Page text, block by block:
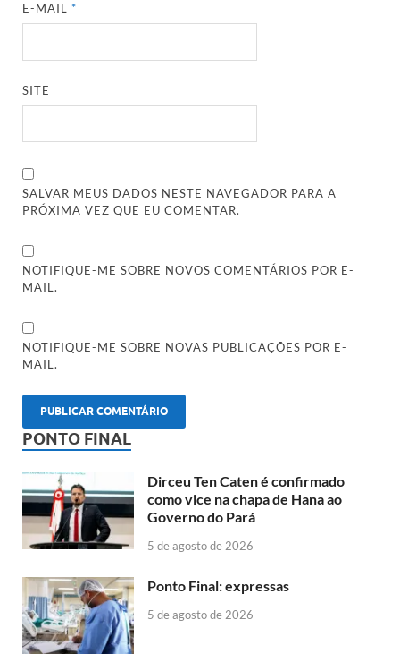
E-MAIL*
SITE
SALVAR MEUS DADOS NESTE NAVEGADOR PARA A
PRÓXIMA VEZ QUE EU COMENTAR.
NOTIFIQUE-ME SOBRE NOVOS COMENTÁRIOS POR E-
MAIL.
NOTIFIQUE-ME SOBRE NOVAS PUBLICAÇÕES POR E-
MAIL.
PONTO FINAL
Dirceu Ten Caten é confirmado
como vice na chapa de Hana ao
Governo do Pará
5 de agosto de 2026
Ponto Final: expressas
5 de agosto de 2026